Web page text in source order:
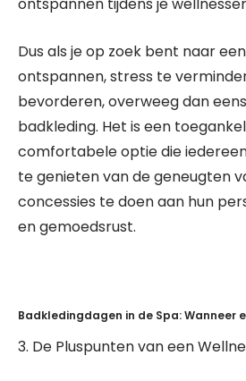
Dus als je op zoek bent naar
ontspannen, stress te
bevorderen, overweeg dan
badkleding. Het is een
comfortabele optie die
te genieten van de geneugten
concessies te doen aan hun
en gemoedsrust.
Badkledingdagen in de Spa: Wanneer
3. De Pluspunten van een